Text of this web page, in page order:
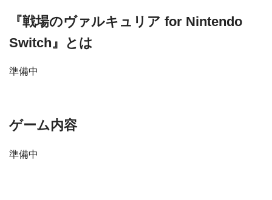
『戦場のヴァルキュリア for Nintendo
Switch』とは
準備中
ゲーム内容
準備中